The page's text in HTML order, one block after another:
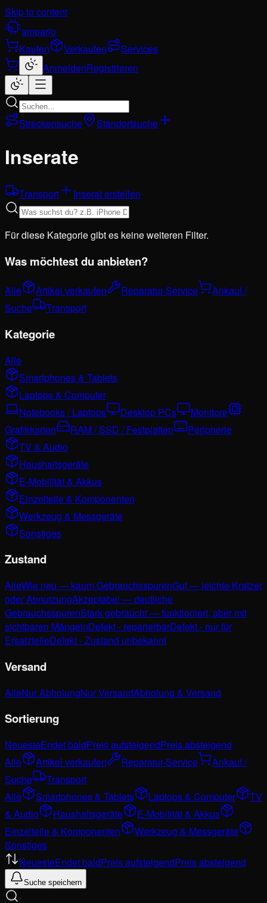
Skip to content
ampario
Kaufen
Verkaufen
Services
AnmeldenRegistrieren
Streckensuche Standortsuche
Inserate
Transport Inserat erstellen
Für diese Kategorie gibt es keine weiteren Filter.
Was möchtest du anbieten?
Alle Artikel verkaufen Reparatur-Service
Ankauf /
Suche
Transport
Kategorie
Alle
Smartphones & Tablets
Laptops & Computer
Notebooks / Laptops
Desktop PCs
Monitore
Grafikkarten
RAM / SSD / Festplatten
Peripherie
TV & Audio
Haushaltsgeräte
E-Mobilität & Akkus
Einzelteile & Komponenten
Werkzeug & Messgeräte
Sonstiges
Zustand
AlleWie neu — kaum GebrauchsspurenGut — leichte Kratzer
oder AbnutzungAkzeptabel — deutliche
GebrauchsspurenStark gebraucht — funktioniert, aber mit
sichtbaren MängelnDefekt - reparierbarDefekt - nur für
ErsatzteileDefekt - Zustand unbekannt
Versand
AlleNur AbholungNur VersandAbholung & Versand
Sortierung
NeuesteEndet baldPreis aufsteigendPreis absteigend
Alle
Artikel verkaufen Reparatur-Service
Ankauf /
Suche
Transport
Alle
Smartphones & Tablets Laptops & Computer
TV
& Audio
Haushaltsgeräte
E-Mobilität & Akkus
Einzelteile & Komponenten
Werkzeug & Messgeräte
Sonstiges
NeuesteEndet baldPreis aufsteigendPreis absteigend
Suche speichern